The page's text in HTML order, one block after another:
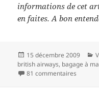
informations de cet
en faites. A bon
Publié
le
15 décembre 2009
british airways, bagage à
81 commentaires